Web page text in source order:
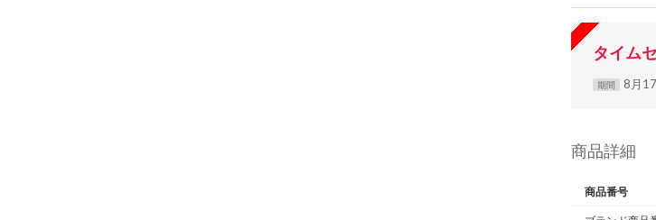
タイム
期間 8月
商品詳細
商品番号